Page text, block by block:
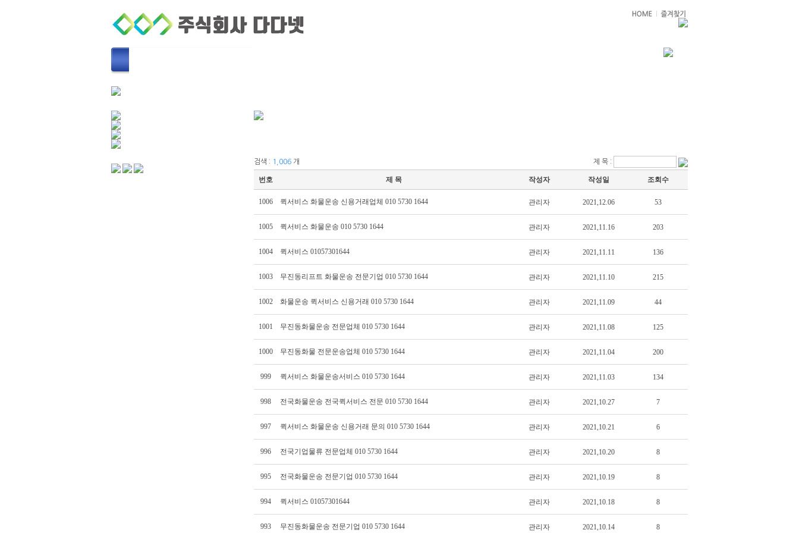
검색 : 1,006 개 제 목 :
번호 제 목 작성자 작성일 조회수
1006 퀵서비스 화물운송 신용거래업체 010 5730 1644 관리자 2021,12.06 53
1005 퀵서비스 화물운송 010 5730 1644 관리자 2021,11.16 203
1004 퀵서비스 01057301644 관리자 2021,11.11 136
1003 무진동리프트 화물운송 전문기업 010 5730 1644 관리자 2021,11.10 215
1002 화물운송 퀵서비스 신용거래 010 5730 1644 관리자 2021,11.09 44
1001 무진동화물운송 전문업체 010 5730 1644 관리자 2021,11.08 125
1000 무진동화물 전문운송업체 010 5730 1644 관리자 2021,11.04 200
999 퀵서비스 화물운송서비스 010 5730 1644 관리자 2021,11.03 134
998 전국화물운송 전국퀵서비스 전문 010 5730 1644 관리자 2021,10.27 7
997 퀵서비스 화물운송 신용거래 문의 010 5730 1644 관리자 2021,10.21 6
996 전국기업물류 전문업체 010 5730 1644 관리자 2021,10.20 8
995 전국화물운송 전문기업 010 5730 1644 관리자 2021,10.19 8
994 퀵서비스 01057301644 관리자 2021,10.18 8
993 무진동화물운송 전문기업 010 5730 1644 관리자 2021,10.14 8